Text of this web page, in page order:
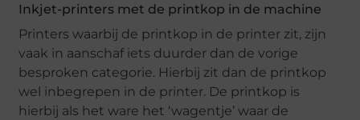
Inkjet-printers met de printkop in de machine
Printers waarbij de printkop in de printer zit, zijn
vaak in aanschaf iets duurder dan de vorige
besproken categorie. Hierbij zit dan de printkop
wel inbegrepen in de printer. De printkop is
hierbij als het ware het ‘wagentje’ waar de